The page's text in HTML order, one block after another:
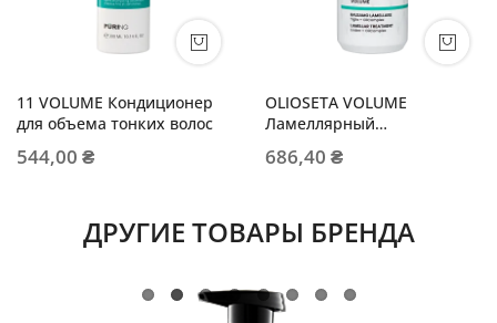
11 VOLUME Кондиционер
для объема тонких волос
544,00 ₴
OLIOSETA VOLUME
Ламеллярный
686,40 ₴
ДРУГИЕ ТОВАРЫ БРЕНДА